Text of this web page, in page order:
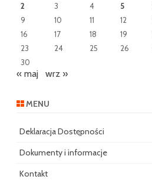
2
3 4 5
9
10 11 12
16
17 18 19
23
24 25 26
30
« maj wrz »
MENU
Deklaracja Dostępności
Dokumenty i informacje
Kontakt